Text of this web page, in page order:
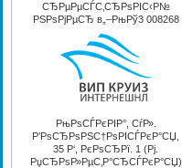
СЂРµРµСЃС‚СЂРѕРІС‹Р№
РЅРѕРјРµСЂ в„–РњРў3 008268
РњРѕСЃРєРІР°, СѓР».
Р’РѕСЂРѕРЅС†РѕРІСЃРєР°СЏ,
35 Р‘, РєРѕСЂРї. 1 (Рј.
РџСЂРѕР»РµС‚Р°СЂСЃРєР°СЏ)